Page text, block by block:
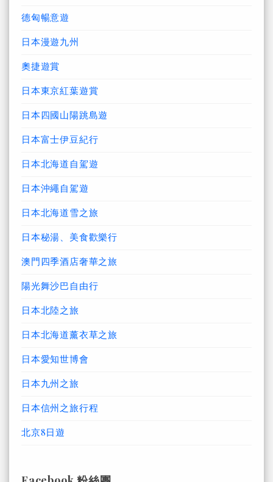
德匈暢意遊
日本漫遊九州
奧捷遊賞
日本東京紅葉遊賞
日本四國山陽跳島遊
日本富士伊豆紀行
日本北海道自駕遊
日本沖繩自駕遊
日本北海道雪之旅
日本秘湯、美食歡樂行
澳門四季酒店奢華之旅
陽光舞沙巴自由行
日本北陸之旅
日本北海道薰衣草之旅
日本愛知世博會
日本九州之旅
日本信州之旅行程
北京8日遊